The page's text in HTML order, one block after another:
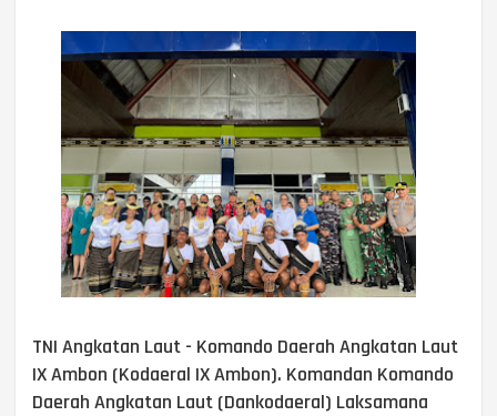
TNI Angkatan Laut - Komando Daerah Angkatan Laut
IX Ambon (Kodaeral IX Ambon). Komandan Komando
Daerah Angkatan Laut (Dankodaeral) Laksamana